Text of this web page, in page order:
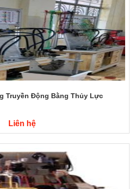
Truyền Động Bằng Thủy Lực
Liên hệ